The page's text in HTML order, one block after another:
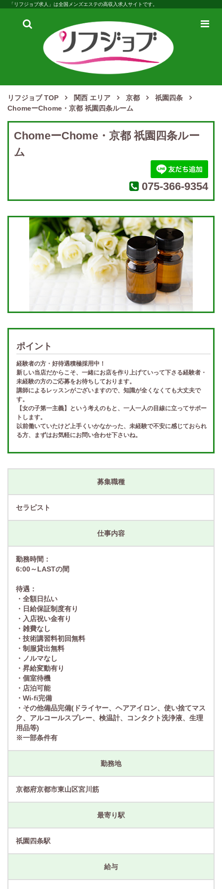
「リフジョブ求人」は全国メンズエステの高収入求人サイトです。
検
メ
リフジョブ TOP 関西 エリア 京都
祇園四条
ChomeーChome・京都 祇園四条ルーム
ChomeーChome・京都 祇園四条ルー
ム
075-366-9354
ポイント
経験者の方・好待遇積極採用中！
新しい当店だからこそ、一緒にお店を作り上げていって下さる経験者・
未経験の方のご応募をお待ちしております。
講師によるレッスンがございますので、知識が全くなくても大丈夫で
す。
【女の子第一主義】という考えのもと、一人一人の目線に立ってサポー
トします。
以前働いていたけど上手くいかなかった、未経験で不安に感じておられ
る方、まずはお気軽にお問い合わせ下さいね。
募集職種
セラピスト
仕事内容
勤務時間：
6:00～LASTの間
待遇：
・全額日払い
・日給保証制度有り
・入店祝い金有り
・雑費なし
・技術講習料初回無料
・制服貸出無料
・ノルマなし
・昇給変動有り
・個室待機
・店泊可能
・Wi-fi完備
・その他備品完備(ドライヤー、ヘアアイロン、使い捨てマス
ク、アルコールスプレー、検温計、コンタクト洗浄液、生理
用品等)
※一部条件有
勤務地
京都府京都市東山区宮川筋
最寄り駅
祇園四条駅
給与